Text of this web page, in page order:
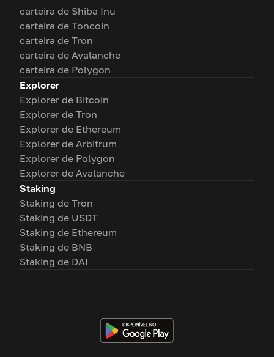
carteira de Shiba Inu
carteira de Toncoin
carteira de Tron
carteira de Avalanche
carteira de Polygon
Explorer
Explorer de Bitcoin
Explorer de Tron
Explorer de Ethereum
Explorer de Arbitrum
Explorer de Polygon
Explorer de Avalanche
Staking
Staking de Tron
Staking de USDT
Staking de Ethereum
Staking de BNB
Staking de DAI